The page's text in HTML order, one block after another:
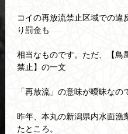
コイの再放流禁止区域での違
り罰金も
相当なものです。ただ、【鳥
禁止】の一文
「再放流」の意味が曖昧なの
昨年、本丸の新潟県内水面漁
たところ。